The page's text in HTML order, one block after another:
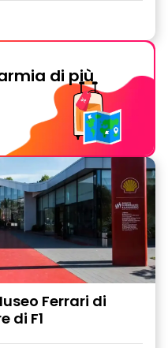
di più
Ferrari di
di F1